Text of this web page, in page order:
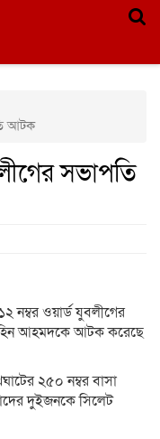
আটক
সভাপতি
নম্বর ওয়ার্ড যুবলীগের
আহমদকে আটক করেছে
২৫০ নম্বর বাসা
দুইজনকে সিলেট